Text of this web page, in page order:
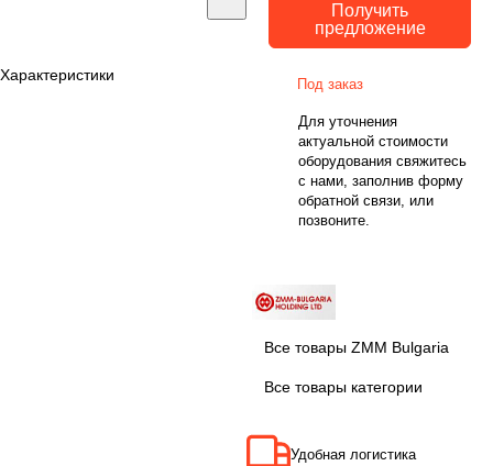
Характеристики
Получить
предложение
Под заказ
Для уточнения
актуальной стоимости
оборудования свяжитесь
с нами, заполнив форму
обратной связи, или
позвоните.
Все товары ZMM Bulgaria
Все товары категории
Удобная логистика